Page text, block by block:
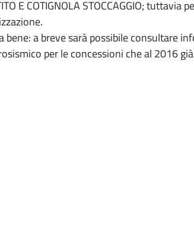
E COTIGNOLA STOCCAGGIO;
bene: a breve sarà possibile consultare
per le concessioni che al 2016